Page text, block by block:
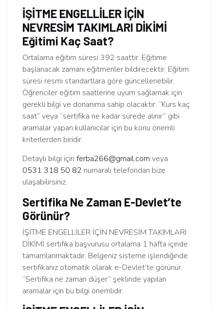
İŞİTME ENGELLİLER İÇİN
NEVRESİM TAKIMLARI DİKİMİ
Eğitimi Kaç Saat?
Ortalama eğitim süresi 392 saattir. Eğitime
başlanacak zamanı eğitmenler bildirecektir. Eğitim
süresi resmi standartlara göre güncellenebilir.
Öğrenciler eğitim saatlerine uyum sağlamak için
gerekli bilgi ve donanıma sahip olacaktır. “Kurs kaç
saat” veya “sertifika ne kadar sürede alınır” gibi
aramalar yapan kullanıcılar için bu konu önemli
kriterlerden biridir.
Detaylı bilgi için ferba266@gmail.com veya
0531 318 50 82 numaralı telefondan bize
ulaşabilirsiniz.
Sertifika Ne Zaman E-Devlet’te
Görünür?
İŞİTME ENGELLİLER İÇİN NEVRESİM TAKIMLARI
DİKİMİ sertifika başvurusu ortalama 1 hafta içinde
tamamlanmaktadır. Belgeniz sisteme işlendiğinde
sertifikanız otomatik olarak e-Devlet’te görünür.
“Sertifika ne zaman düşer” şeklinde yapılan
aramalar için bu bilgi önemlidir.